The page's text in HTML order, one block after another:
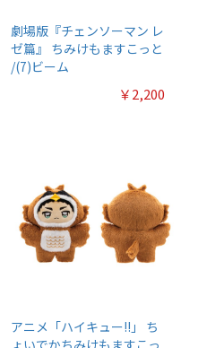
劇場版『チェンソーマン レ
ゼ篇』 ちみけもますこっと
/(7)ビーム
￥2,200
アニメ「ハイキュー!!」 ち
ょいでかちみけもますこっ